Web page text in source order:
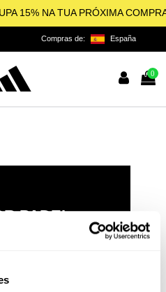
15% NA TUA PRÓXIMA
Compras de: España
0
PADEL
OFICIAL DA